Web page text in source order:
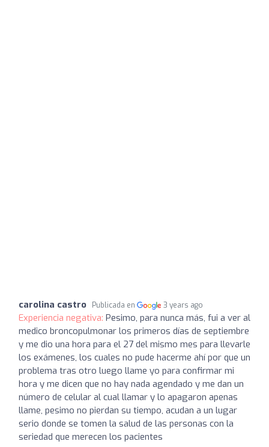
carolina castro Publicada en 3 years ago
Experiencia negativa: Pesimo, para nunca más, fui a ver al
medico broncopulmonar los primeros días de septiembre
y me dio una hora para el 27 del mismo mes para llevarle
los exámenes, los cuales no pude hacerme ahí por que un
problema tras otro luego llame yo para confirmar mi
hora y me dicen que no hay nada agendado y me dan un
número de celular al cual llamar y lo apagaron apenas
llame, pesimo no pierdan su tiempo, acudan a un lugar
serio donde se tomen la salud de las personas con la
seriedad que merecen los pacientes